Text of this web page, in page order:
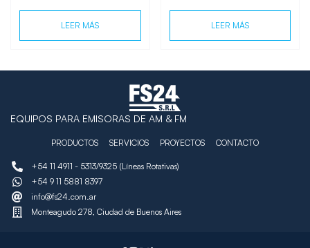
LEER MÁS LEER MÁS
EQUIPOS PARA EMISORAS DE AM & FM
PRODUCTOS SERVICIOS PROYECTOS CONTACTO
+54 11 4911 - 5313/9325 (Líneas Rotativas)
+54 9 11 5881 8397
info@fs24.com.ar
Monteagudo 278, Ciudad de Buenos Aires